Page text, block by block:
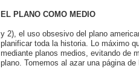
EL PLANO COMO MEDIO
y 2), el uso obsesivo del plano
planificar toda la historia. Lo máximo
mediante planos medios, evitando de
plano. Tomemos al azar una página de